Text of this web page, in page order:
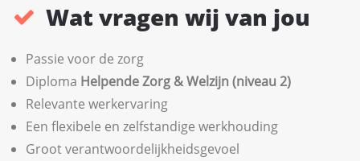
Wat vragen wij van jou
Passie voor de zorg
Diploma Helpende Zorg & Welzijn (niveau 2)
Relevante werkervaring
Een flexibele en zelfstandige werkhouding
Groot verantwoordelijkheidsgevoel